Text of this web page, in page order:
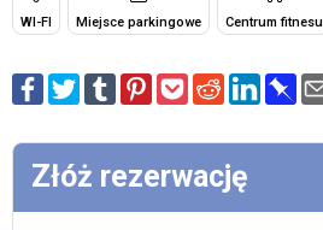
WI-FI Miejsce parkingowe Centrum fitnesu
Złóż rezerwację